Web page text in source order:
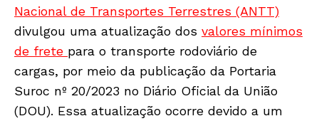
Nacional de Transportes Terrestres (ANTT)
divulgou uma atualização dos valores mínimos
de frete para o transporte rodoviário de
cargas, por meio da publicação da Portaria
Suroc nº 20/2023 no Diário Oficial da União
(DOU). Essa atualização ocorre devido a um